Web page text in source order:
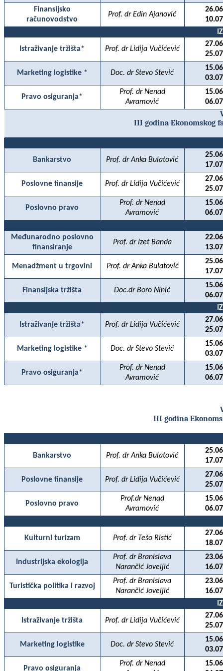
Finansijsko
računovodstvo
Prof. dr Edin Ajanović
Istraživanje tržišta* Prof. dr Lidija Vučićević
Marketing logistike * Doc. dr Stevo Stević
Pravo osiguranja*
Prof. dr Nenad
Avramović
III godina Ekonomskog
Bankarstvo Prof. dr Anka Bulatović
Poslovne finansije Prof. dr Lidija Vučićević
Poslovno pravo
Prof. dr Nenad
Avramović
Međunarodno poslovno
finansiranje
Prof. dr Izet Banda
Menadžment u trgovini Prof. dr Anka Bulatović
Finansijska tržišta Doc.dr Boro Ninić
Istraživanje tržišta* Prof. dr Lidija Vučićević
Marketing logistike * Doc. dr Stevo Stević
Pravo osiguranja*
Prof. dr Nenad
Avramović
III godina
Bankarstvo Prof. dr Anka Bulatović
Poslovne finansije Prof. dr Lidija Vučićević
Poslovno pravo
Prof.dr Nenad
Avramović
Kulturni turizam Prof. dr Tešo Ristić
Industrijska ekologija
Prof. dr Branislava
Narančić Joveljić
Turistička politika i razvoj
Prof. dr Branislava
Narančić Joveljić
Istraživanje tržišta Prof. dr Lidija Vučićević
Marketing logistike Doc. dr Stevo Stević
Pravo osiguranja
Prof. dr Nenad